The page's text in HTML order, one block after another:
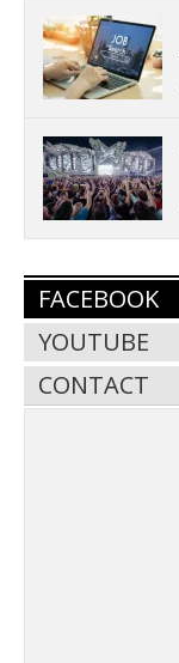
FACEBOOK
YOUTUBE
CONTACT